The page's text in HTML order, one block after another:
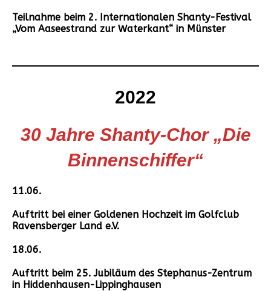
Teilnahme beim 2. Internationalen Shanty-Festival
„Vom Aaseestrand zur Waterkant“ in Münster
2022
30 Jahre Shanty-Chor „Die
Binnenschiffer“
11.06.
Auftritt bei einer Goldenen Hochzeit im Golfclub
Ravensberger Land e.V.
18.06.
Auftritt beim 25. Jubiläum des Stephanus-Zentrum
in Hiddenhausen-Lippinghausen